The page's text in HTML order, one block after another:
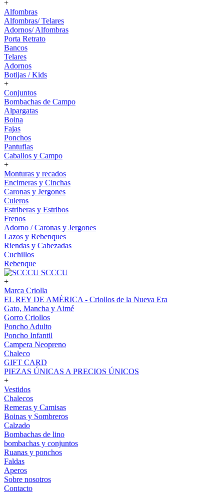
+
Alfombras
Alfombras/ Telares
Adornos/ Alfombras
Porta Retrato
Bancos
Telares
Adornos
Botijas / Kids
+
Conjuntos
Bombachas de Campo
Alpargatas
Boina
Fajas
Ponchos
Pantuflas
Caballos y Campo
+
Monturas y recados
Encimeras y Cinchas
Caronas y Jergones
Culeros
Estriberas y Estribos
Frenos
Adorno / Caronas y Jergones
Lazos y Rebenques
Riendas y Cabezadas
Cuchillos
Rebenque
SCCCU
+
Marca Criolla
EL REY DE AMÉRICA - Criollos de la Nueva Era
Gato, Mancha y Aimé
Gorro Criollos
Poncho Adulto
Poncho Infantil
Campera Neopreno
Chaleco
GIFT CARD
PIEZAS ÚNICAS A PRECIOS ÚNICOS
+
Vestidos
Chalecos
Remeras y Camisas
Boinas y Sombreros
Calzado
Bombachas de lino
bombachas y conjuntos
Ruanas y ponchos
Faldas
Aperos
Sobre nosotros
Contacto